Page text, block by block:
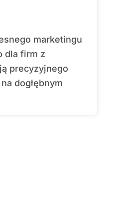
dla firm z
precyzyjnego
dogłębnym